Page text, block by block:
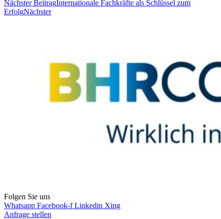
Nächster BeitragInternationale Fachkräfte als Schlüssel zum
ErfolgNächster
Folgen Sie uns
Whatsapp Facebook-f Linkedin Xing
Anfrage stellen